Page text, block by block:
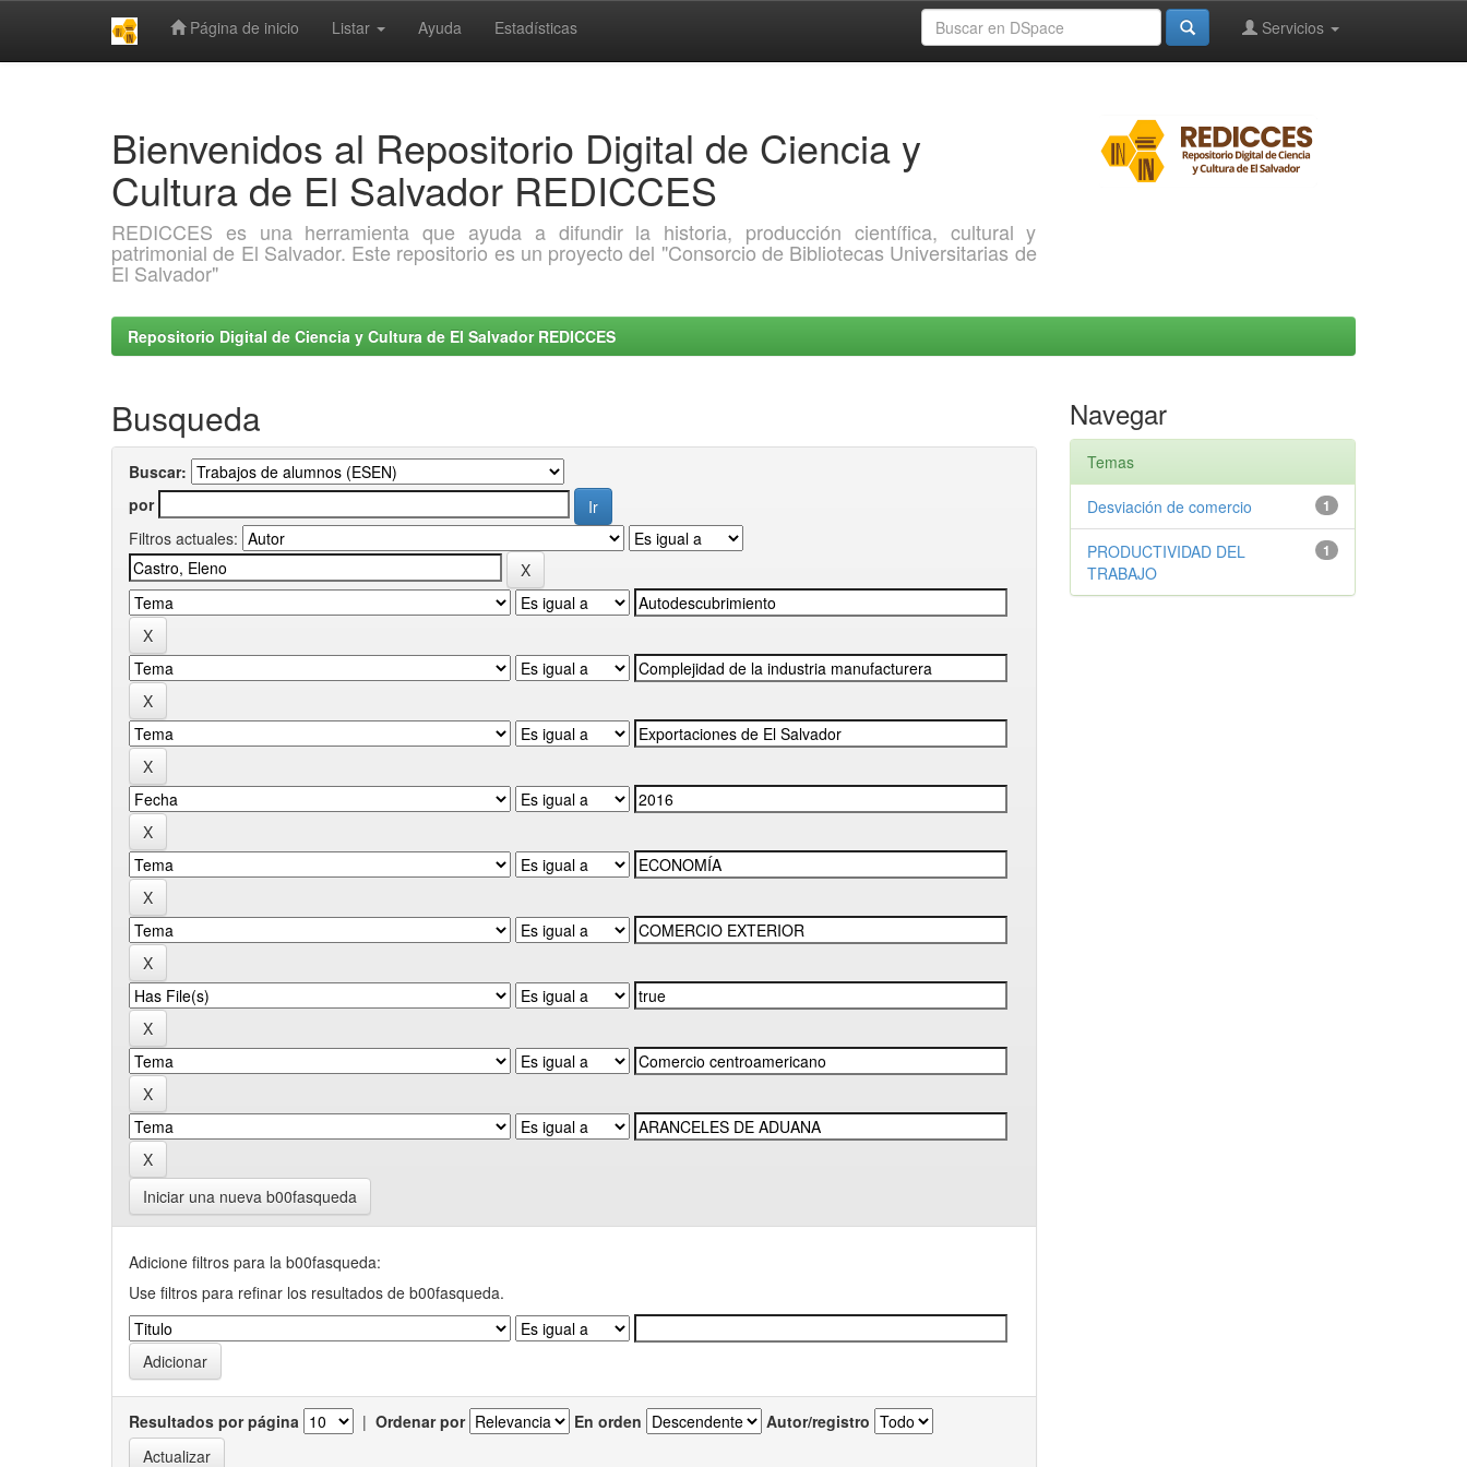
Página de inicio Listar Ayuda Estadísticas Servicios
Bienvenidos al Repositorio Digital de Ciencia y
Cultura de El Salvador REDICCES
REDICCES es una herramienta que ayuda a difundir la historia, producción científica, cultural y
patrimonial de El Salvador. Este repositorio es un proyecto del "Consorcio de Bibliotecas Universitarias de
El Salvador"
Repositorio Digital de Ciencia y Cultura de El Salvador REDICCES
Busqueda
Buscar:
por
Filtros actuales:
Iniciar una nueva b00fasqueda
Adicione filtros para la b00fasqueda:
Use filtros para refinar los resultados de b00fasqueda.
Resultados por página | Ordenar por En orden Autor/registro
Navegar
Temas
1
Desviación de comercio
1
PRODUCTIVIDAD DEL
TRABAJO